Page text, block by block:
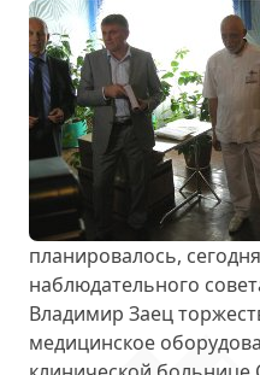
планировалось,
наблюдательного
Владимир Заец
медицинское